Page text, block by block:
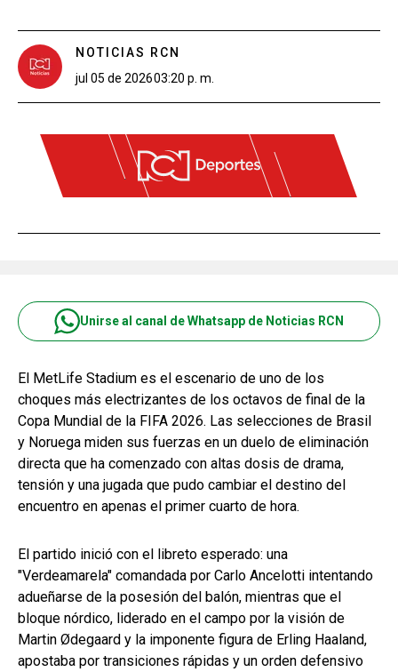
NOTICIAS RCN
jul 05 de 202603:20 p. m.
Unirse al canal de Whatsapp de Noticias RCN
El MetLife Stadium es el escenario de uno de los
choques más electrizantes de los octavos de final de la
Copa Mundial de la FIFA 2026. Las selecciones de Brasil
y Noruega miden sus fuerzas en un duelo de eliminación
directa que ha comenzado con altas dosis de drama,
tensión y una jugada que pudo cambiar el destino del
encuentro en apenas el primer cuarto de hora.
El partido inició con el libreto esperado: una
"Verdeamarela" comandada por Carlo Ancelotti intentando
adueñarse de la posesión del balón, mientras que el
bloque nórdico, liderado en el campo por la visión de
Martin Ødegaard y la imponente figura de Erling Haaland,
apostaba por transiciones rápidas y un orden defensivo